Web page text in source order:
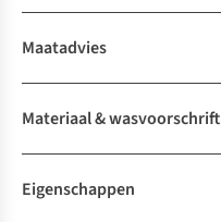
Maatadvies
Materiaal & wasvoorschrift
Eigenschappen